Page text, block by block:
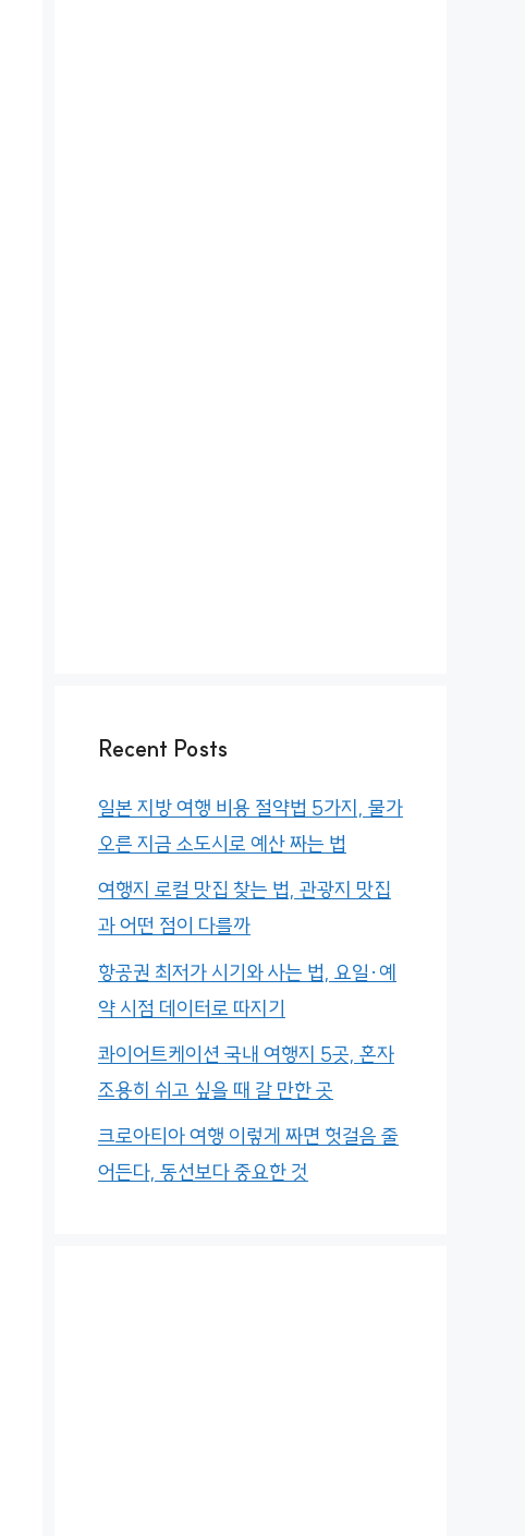
Recent Posts
일본 지방 여행 비용 절약법 5가지, 물가
오른 지금 소도시로 예산 짜는 법
여행지 로컬 맛집 찾는 법, 관광지 맛집
과 어떤 점이 다를까
항공권 최저가 시기와 사는 법, 요일·예
약 시점 데이터로 따지기
콰이어트케이션 국내 여행지 5곳, 혼자
조용히 쉬고 싶을 때 갈 만한 곳
크로아티아 여행 이렇게 짜면 헛걸음 줄
어든다, 동선보다 중요한 것